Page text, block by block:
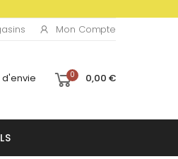
Mon Compte
d'envie 0 0,00 €